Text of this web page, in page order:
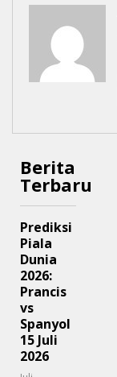
Berita
Terbaru
Prediksi
Piala
Dunia
2026:
Prancis
vs
Spanyol
15 Juli
2026